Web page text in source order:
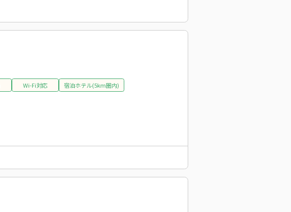
Wi-Fi対応 宿泊ホテル(5km圏内)